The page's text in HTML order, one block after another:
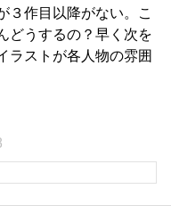
３作目以降がない。こ
どうするの？早く次を
ラストが各人物の雰囲